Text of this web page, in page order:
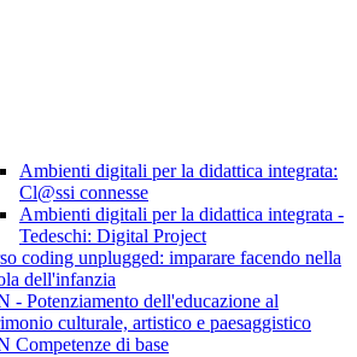
Ambienti digitali per la didattica integrata:
Cl@ssi connesse
Ambienti digitali per la didattica integrata -
Tedeschi: Digital Project
coding unplugged: imparare facendo nella
dell'infanzia
- Potenziamento dell'educazione al
culturale, artistico e paesaggistico
Competenze di base